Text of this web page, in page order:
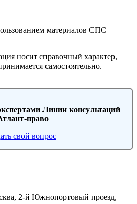
материалов СПС
носит справочный характер,
самостоятельно.
Линии консультаций
право
свой вопрос
2-й Южнопортовый проезд,